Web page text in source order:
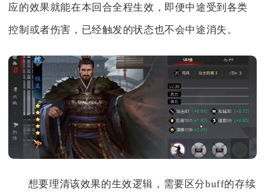
应的效果就能在本回合全程生效，即便中途受到各类
控制或者伤害，已经触发的状态也不会中途消失。
想要理清该效果的生效逻辑，需要区分buff的存续